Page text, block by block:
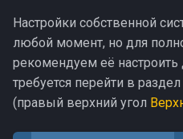
Настройки собственной
любой момент, но для
рекомендуем её настроить
требуется перейти в раздел
(правый верхний угол